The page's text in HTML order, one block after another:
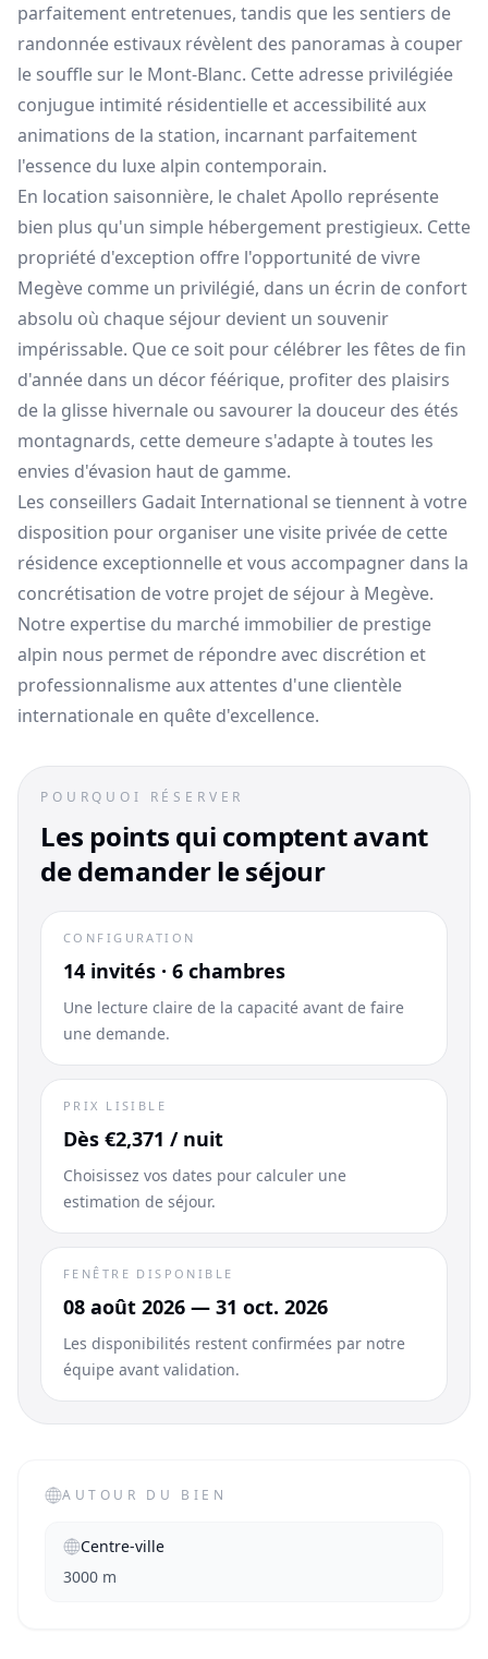
parfaitement entretenues, tandis que les sentiers de
randonnée estivaux révèlent des panoramas à couper
le souffle sur le Mont-Blanc. Cette adresse privilégiée
conjugue intimité résidentielle et accessibilité aux
animations de la station, incarnant parfaitement
l'essence du luxe alpin contemporain.
En location saisonnière, le chalet Apollo représente
bien plus qu'un simple hébergement prestigieux. Cette
propriété d'exception offre l'opportunité de vivre
Megève comme un privilégié, dans un écrin de confort
absolu où chaque séjour devient un souvenir
impérissable. Que ce soit pour célébrer les fêtes de fin
d'année dans un décor féérique, profiter des plaisirs
de la glisse hivernale ou savourer la douceur des étés
montagnards, cette demeure s'adapte à toutes les
envies d'évasion haut de gamme.
Les conseillers Gadait International se tiennent à votre
disposition pour organiser une visite privée de cette
résidence exceptionnelle et vous accompagner dans la
concrétisation de votre projet de séjour à Megève.
Notre expertise du marché immobilier de prestige
alpin nous permet de répondre avec discrétion et
professionnalisme aux attentes d'une clientèle
internationale en quête d'excellence.
POURQUOI RÉSERVER
Les points qui comptent avant
de demander le séjour
CONFIGURATION
14 invités · 6 chambres
Une lecture claire de la capacité avant de faire
une demande.
PRIX LISIBLE
Dès €2,371 / nuit
Choisissez vos dates pour calculer une
estimation de séjour.
FENÊTRE DISPONIBLE
08 août 2026 — 31 oct. 2026
Les disponibilités restent confirmées par notre
équipe avant validation.
AUTOUR DU BIEN
Centre-ville
3000 m